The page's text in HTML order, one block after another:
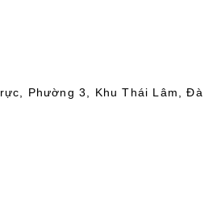
Phường 3, Khu Thái Lâm, Đà